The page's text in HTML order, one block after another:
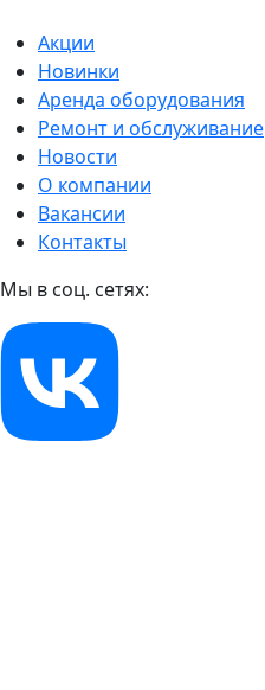
Акции
Новинки
Аренда оборудования
Ремонт и обслуживание
Новости
О компании
Вакансии
Контакты
Мы в соц. сетях: